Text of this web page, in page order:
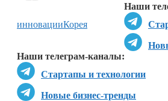
Наши
Наши телеграм-каналы:
Стартапы и технологии
Новые бизнес-тренды
инновацииКорея